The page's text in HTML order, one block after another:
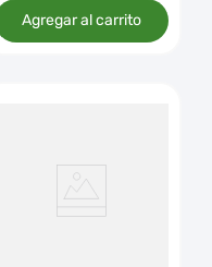
Agregar al carrito